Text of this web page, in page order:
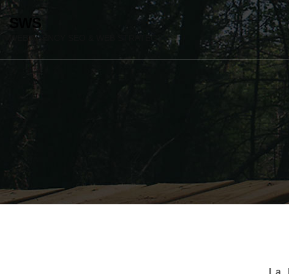
SWS
WEB AGENCY SEO & WEB STRATEGY
La